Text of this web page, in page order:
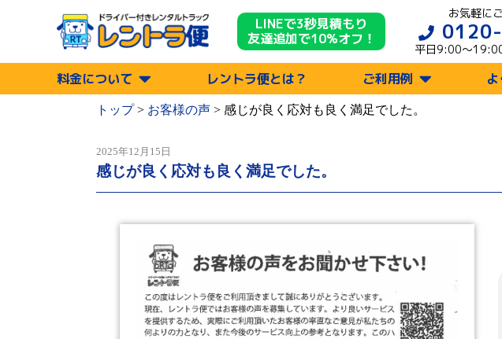
LINEで3秒見積もり
友達追加で10%オフ！
お気軽に
平日9:00〜
料金について レントラ便とは？ ご利用例
トップ> お客様の声 > 感じが良く応対も良く満足でした。
2025年12月15日
感じが良く応対も良く満足でした。